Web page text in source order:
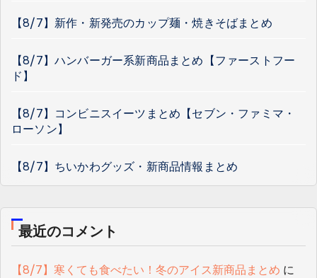
【8/7】新作・新発売のカップ麺・焼きそばまとめ
【8/7】ハンバーガー系新商品まとめ【ファーストフー
ド】
【8/7】コンビニスイーツまとめ【セブン・ファミマ・
ローソン】
【8/7】ちいかわグッズ・新商品情報まとめ
最近のコメント
【8/7】寒くても食べたい！冬のアイス新商品まとめ に